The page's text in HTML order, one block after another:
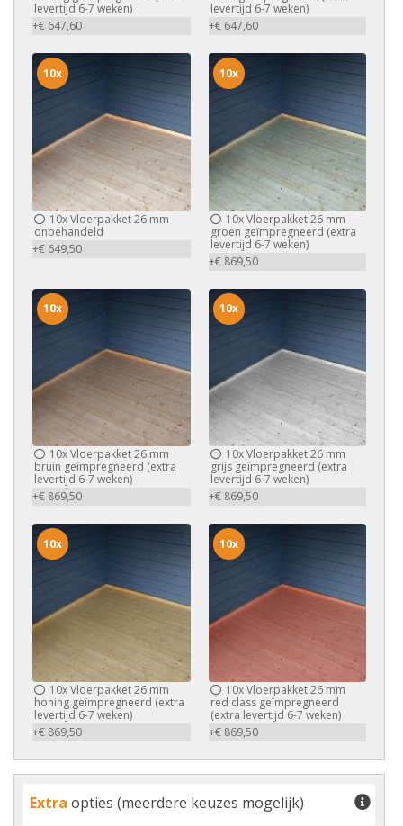
levertijd 6-7 weken)
+€ 647,60
levertijd 6-7 weken)
+€ 647,60
10xVloerpakket 26 mm
onbehandeld
+€ 649,50
10x
10xVloerpakket 26 mm
groen geïmpregneerd (extra
levertijd 6-7 weken)
+€ 869,50
10x
10xVloerpakket 26 mm
bruin geïmpregneerd (extra
levertijd 6-7 weken)
+€ 869,50
10x
10xVloerpakket 26 mm
grijs geïmpregneerd (extra
levertijd 6-7 weken)
+€ 869,50
10x
10xVloerpakket 26 mm
honing geïmpregneerd (extra
levertijd 6-7 weken)
+€ 869,50
10x
10xVloerpakket 26 mm
red class geïmpregneerd
(extra levertijd 6-7 weken)
+€ 869,50
10x
Extra opties (meerdere keuzes mogelijk)